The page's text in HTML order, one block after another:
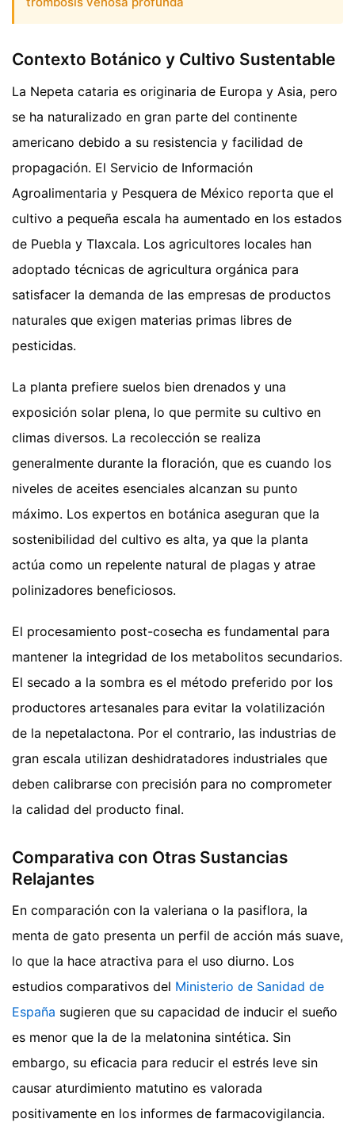
Contexto Botánico y Cultivo Sustentable
La Nepeta cataria es originaria de Europa y Asia, pero
se ha naturalizado en gran parte del continente
americano debido a su resistencia y facilidad de
propagación. El Servicio de Información
Agroalimentaria y Pesquera de México reporta que el
cultivo a pequeña escala ha aumentado en los estados
de Puebla y Tlaxcala. Los agricultores locales han
adoptado técnicas de agricultura orgánica para
satisfacer la demanda de las empresas de productos
naturales que exigen materias primas libres de
pesticidas.
La planta prefiere suelos bien drenados y una
exposición solar plena, lo que permite su cultivo en
climas diversos. La recolección se realiza
generalmente durante la floración, que es cuando los
niveles de aceites esenciales alcanzan su punto
máximo. Los expertos en botánica aseguran que la
sostenibilidad del cultivo es alta, ya que la planta
actúa como un repelente natural de plagas y atrae
polinizadores beneficiosos.
El procesamiento post-cosecha es fundamental para
mantener la integridad de los metabolitos secundarios.
El secado a la sombra es el método preferido por los
productores artesanales para evitar la volatilización
de la nepetalactona. Por el contrario, las industrias de
gran escala utilizan deshidratadores industriales que
deben calibrarse con precisión para no comprometer
la calidad del producto final.
Comparativa con Otras Sustancias
Relajantes
En comparación con la valeriana o la pasiflora, la
menta de gato presenta un perfil de acción más suave,
lo que la hace atractiva para el uso diurno. Los
estudios comparativos del Ministerio de Sanidad de
España sugieren que su capacidad de inducir el sueño
es menor que la de la melatonina sintética. Sin
embargo, su eficacia para reducir el estrés leve sin
causar aturdimiento matutino es valorada
positivamente en los informes de farmacovigilancia.